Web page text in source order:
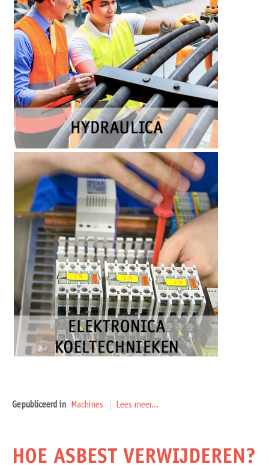
Gepubliceerd in Machines Lees meer...
HOE ASBEST VERWIJDEREN?